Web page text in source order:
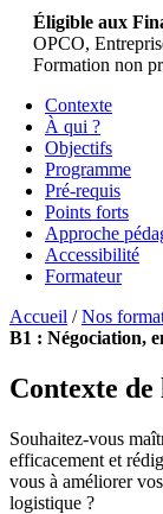
Éligible aux
OPCO,
Formation non
Contexte
À qui ?
Objectifs
Programme
Pré-requis
Points forts
Approche
Accessibilité
Formateur
Accueil /Nos
B1 : Négociation,
Contexte
Souhaitez-vous
efficacement et
vous à améliorer
logistique ?